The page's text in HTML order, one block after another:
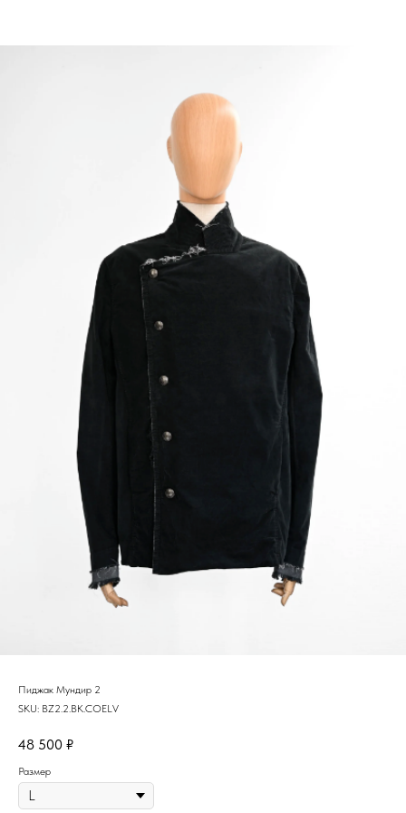
Пиджак Мундир 2
SKU: BZ2.2.BK.COELV
48 500 ₽
Размер